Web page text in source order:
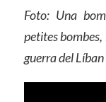
Foto: Una
petites
guerra del